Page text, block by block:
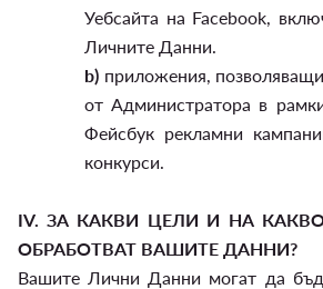
Уебсайта на Facebook,
Личните Данни.
b) приложения,
от Администратора в
Фейсбук рекламни
конкурси.
IV. ЗА КАКВИ ЦЕЛИ И НА
ОБРАБОТВАТ ВАШИТЕ ДАННИ?
Вашите Лични Данни могат да